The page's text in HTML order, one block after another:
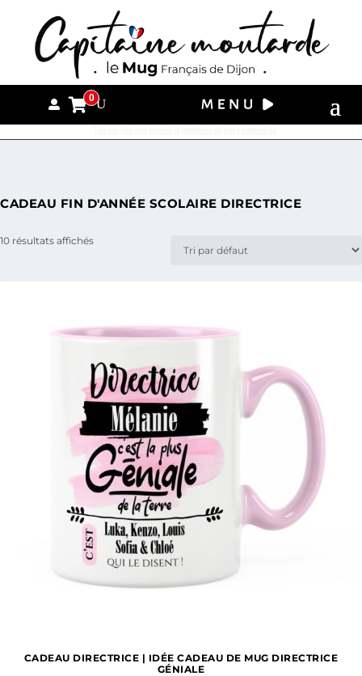
0
CADEAU FIN D'ANNÉE SCOLAIRE DIRECTRICE
10 résultats affichés
CADEAU DIRECTRICE | IDÉE CADEAU DE MUG DIRECTRICE
GÉNIALE